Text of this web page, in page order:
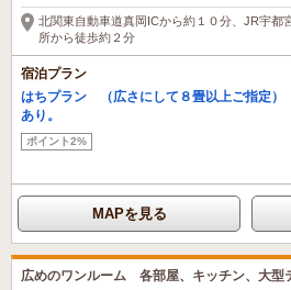
北関東自動車道真岡ICから約１０分、JR宇都
所から徒歩約２分
宿泊プラン
はちプラン （広さにして８畳以上ご指定
あり。
ポイント2%
MAPを見る
広めのワンルーム 各部屋、キッチン、大型